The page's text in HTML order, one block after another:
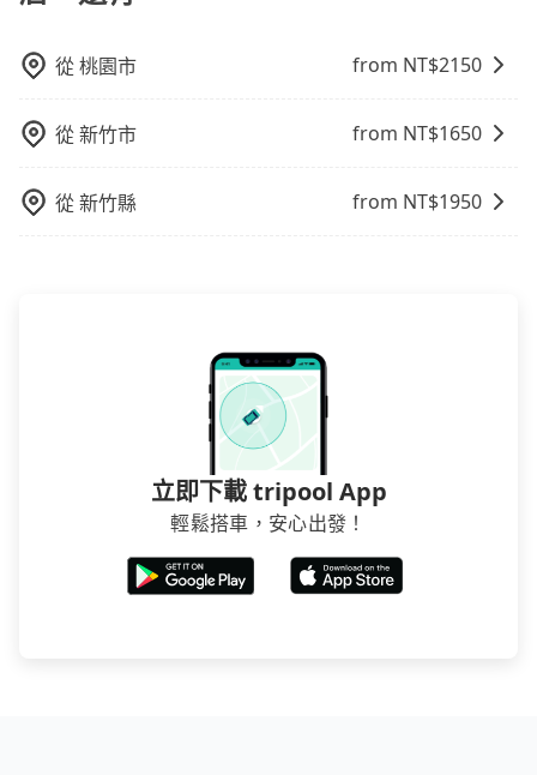
必須乘坐兒童座椅。 3) 搭乘寵物友善專車卻沒有裝籠。
避免影響行車安全，請您務將寵物置入提籠或提袋內。
從桃園市 from NT$2150
從新竹市 from NT$1650
從新竹縣 from NT$1950
立即下載 tripool App
輕鬆搭車，安心出發！